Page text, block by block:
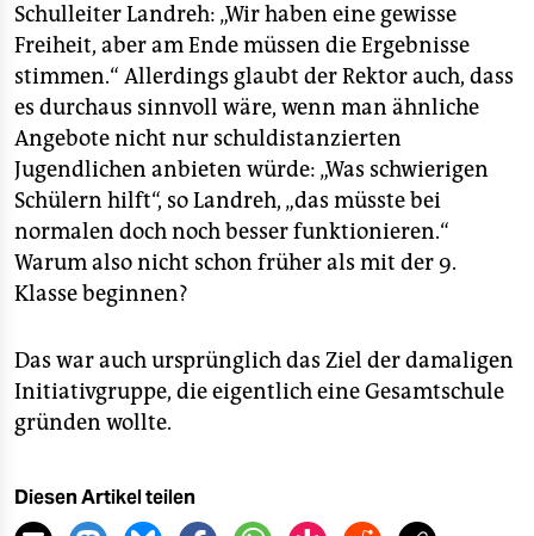
Schulleiter Landreh: „Wir haben eine gewisse
Freiheit, aber am Ende müssen die Ergebnisse
stimmen.“ Allerdings glaubt der Rektor auch, dass
es durchaus sinnvoll wäre, wenn man ähnliche
Angebote nicht nur schuldistanzierten
Jugendlichen anbieten würde: „Was schwierigen
Schülern hilft“, so Landreh, „das müsste bei
normalen doch noch besser funktionieren.“
Warum also nicht schon früher als mit der 9.
Klasse beginnen?
Das war auch ursprünglich das Ziel der damaligen
Initiativgruppe, die eigentlich eine Gesamtschule
gründen wollte.
Diesen Artikel teilen